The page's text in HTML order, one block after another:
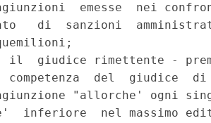
emesse  nei
di  sanzioni
il  giudice rimettente -
competenza  del  giudice
"allorche' ogni
e'  inferiore  nel massimo